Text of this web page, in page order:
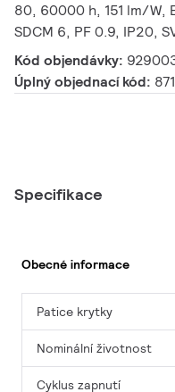
80, 60000 h, 151 lm/W,
SDCM 6, PF 0.9, IP20,
Kód objendávky:
Úplný objednací kód:
Specifikace
Obecné informace
Patice krytky
Nominální životnost
Cyklus zapnutí